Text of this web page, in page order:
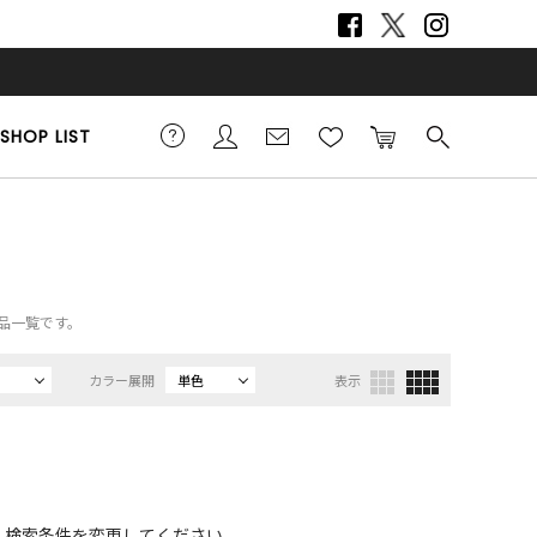
SHOP LIST
覧です。
カラー展開 単色 表示